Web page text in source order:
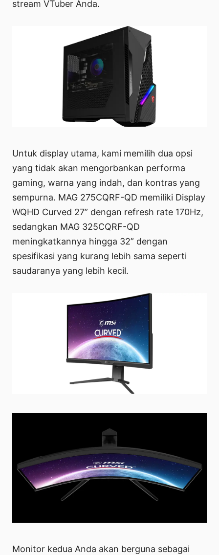
stream VTuber Anda.
Untuk display utama, kami memilih dua opsi
yang tidak akan mengorbankan performa
gaming, warna yang indah, dan kontras yang
sempurna. MAG 275CQRF-QD memiliki Display
WQHD Curved 27” dengan refresh rate 170Hz,
sedangkan MAG 325CQRF-QD
meningkatkannya hingga 32” dengan
spesifikasi yang kurang lebih sama seperti
saudaranya yang lebih kecil.
Monitor kedua Anda akan berguna sebagai